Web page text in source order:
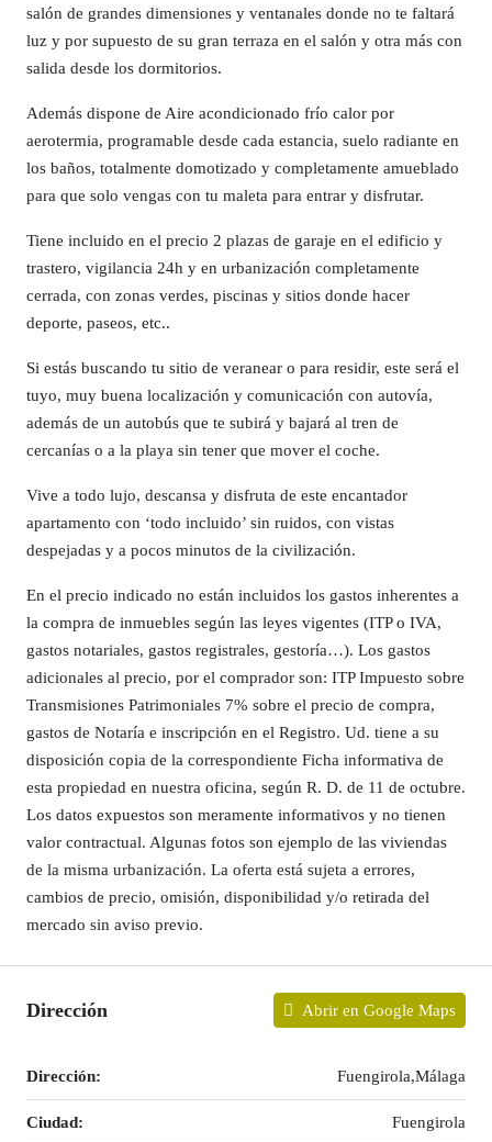
salón de grandes dimensiones y ventanales donde no te faltará
luz y por supuesto de su gran terraza en el salón y otra más con
salida desde los dormitorios.
Además dispone de Aire acondicionado frío calor por
aerotermia, programable desde cada estancia, suelo radiante en
los baños, totalmente domotizado y completamente amueblado
para que solo vengas con tu maleta para entrar y disfrutar.
Tiene incluido en el precio 2 plazas de garaje en el edificio y
trastero, vigilancia 24h y en urbanización completamente
cerrada, con zonas verdes, piscinas y sitios donde hacer
deporte, paseos, etc..
Si estás buscando tu sitio de veranear o para residir, este será el
tuyo, muy buena localización y comunicación con autovía,
además de un autobús que te subirá y bajará al tren de
cercanías o a la playa sin tener que mover el coche.
Vive a todo lujo, descansa y disfruta de este encantador
apartamento con ‘todo incluido’ sin ruidos, con vistas
despejadas y a pocos minutos de la civilización.
En el precio indicado no están incluidos los gastos inherentes a
la compra de inmuebles según las leyes vigentes (ITP o IVA,
gastos notariales, gastos registrales, gestoría…). Los gastos
adicionales al precio, por el comprador son: ITP Impuesto sobre
Transmisiones Patrimoniales 7% sobre el precio de compra,
gastos de Notaría e inscripción en el Registro. Ud. tiene a su
disposición copia de la correspondiente Ficha informativa de
esta propiedad en nuestra oficina, según R. D. de 11 de octubre.
Los datos expuestos son meramente informativos y no tienen
valor contractual. Algunas fotos son ejemplo de las viviendas
de la misma urbanización. La oferta está sujeta a errores,
cambios de precio, omisión, disponibilidad y/o retirada del
mercado sin aviso previo.
Dirección Abrir en Google Maps
Dirección: Fuengirola,Málaga
Ciudad: Fuengirola